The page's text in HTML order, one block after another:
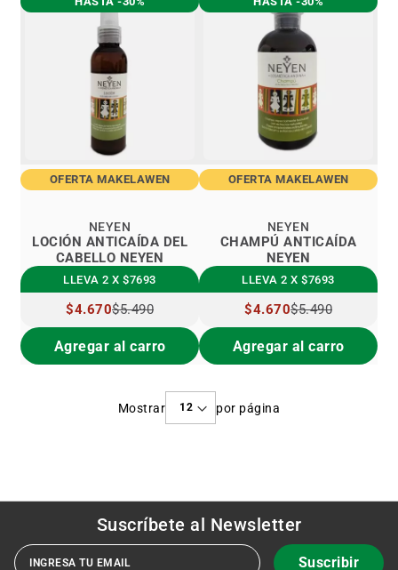
OFERTA MAKELAWEN
LOCIÓN ANTICAÍDA DEL
CABELLO NEYEN
NEYEN
LLEVA 2 X $7693
PRECIO
ESPECIAL
$4.670$5.490
Agregar al carro
OFERTA MAKELAWEN
CHAMPÚ ANTICAÍDA
NEYEN
NEYEN
LLEVA 2 X $7693
PRECIO
ESPECIAL
$4.670$5.490
Agregar al carro
Mostrar por página
Suscríbete al Newsletter
Suscribir